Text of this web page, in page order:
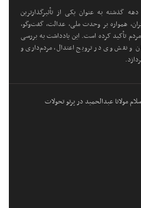
دهه گذشته به عنوان یکی از تأثیرگذارترین
همواره بر وحدت ملی، عدالت، گفت‌وگو،
تأکید کرده است. این یادداشت به بررسی
و نقش وی در ترویج اعتدال، مردم‌داری و
مولانا عبدالحمید در پرتو تحولات